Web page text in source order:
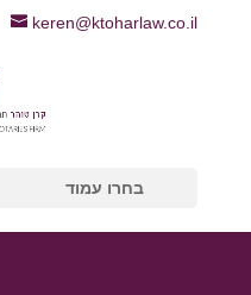
keren@ktoharlaw.co.il
בחרו עמוד